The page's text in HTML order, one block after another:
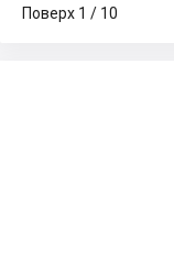
Поверх 1 / 10